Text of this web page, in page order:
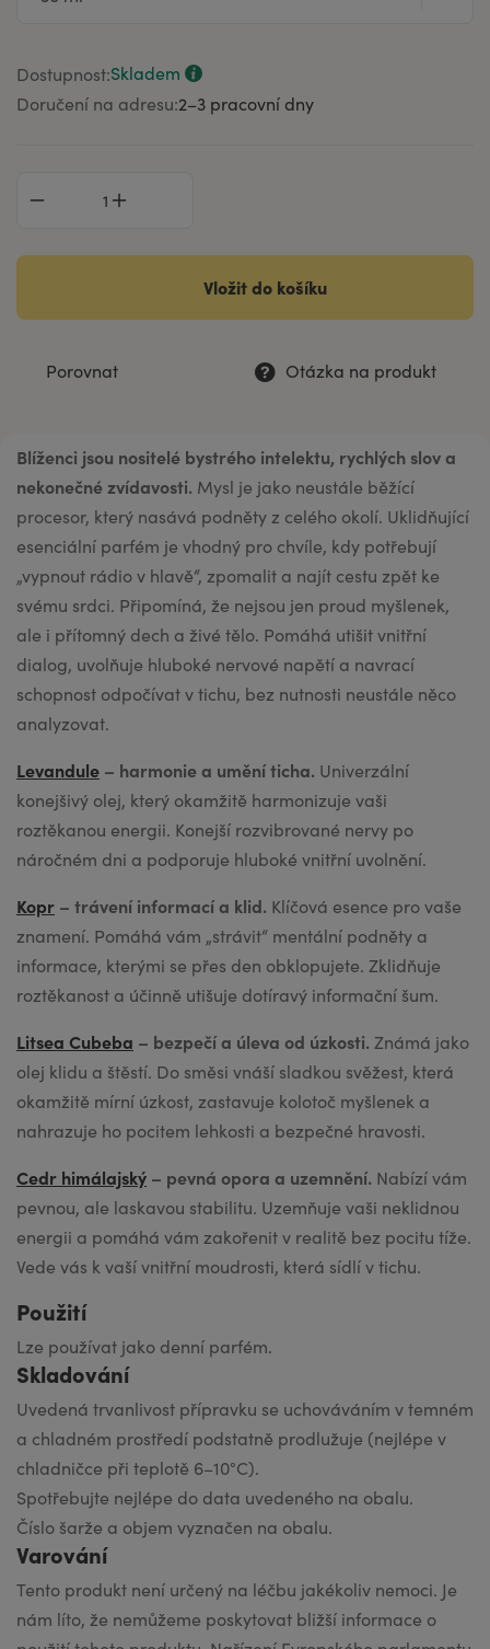
Dostupnost:Skladem
Doručení na adresu:2–⁠3 pracovní dny
Vložit do košíku
Porovnat Otázka na produkt
Blíženci jsou nositelé bystrého intelektu, rychlých slov a
nekonečné zvídavosti. Mysl je jako neustále běžící
procesor, který nasává podněty z celého okolí. Uklidňující
esenciální parfém je vhodný pro chvíle, kdy potřebují
„vypnout rádio v hlavě“, zpomalit a najít cestu zpět ke
svému srdci. Připomíná, že nejsou jen proud myšlenek,
ale i přítomný dech a živé tělo. Pomáhá utišit vnitřní
dialog, uvolňuje hluboké nervové napětí a navrací
schopnost odpočívat v tichu, bez nutnosti neustále něco
analyzovat.
Levandule – harmonie a umění ticha. Univerzální
konejšivý olej, který okamžitě harmonizuje vaši
roztěkanou energii. Konejší rozvibrované nervy po
náročném dni a podporuje hluboké vnitřní uvolnění.
Kopr – trávení informací a klid. Klíčová esence pro vaše
znamení. Pomáhá vám „strávit“ mentální podněty a
informace, kterými se přes den obklopujete. Zklidňuje
roztěkanost a účinně utišuje dotíravý informační šum.
Litsea Cubeba – bezpečí a úleva od úzkosti. Známá jako
olej klidu a štěstí. Do směsi vnáší sladkou svěžest, která
okamžitě mírní úzkost, zastavuje kolotoč myšlenek a
nahrazuje ho pocitem lehkosti a bezpečné hravosti.
Cedr himálajský – pevná opora a uzemnění. Nabízí vám
pevnou, ale laskavou stabilitu. Uzemňuje vaši neklidnou
energii a pomáhá vám zakořenit v realitě bez pocitu tíže.
Vede vás k vaší vnitřní moudrosti, která sídlí v tichu.
Použití
Lze používat jako denní parfém.
Skladování
Uvedená trvanlivost přípravku se uchováváním v temném
a chladném prostředí podstatně prodlužuje (nejlépe v
chladničce při teplotě 6–10°C).
Spotřebujte nejlépe do data uvedeného na obalu.
Číslo šarže a objem vyznačen na obalu.
Varování
Tento produkt není určený na léčbu jakékoliv nemoci. Je
nám líto, že nemůžeme poskytovat bližší informace o